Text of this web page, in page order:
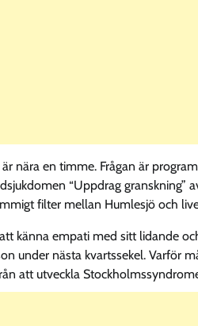
nära en timme. Frågan är
“Uppdrag
filter mellan Humlesjö och
känna empati med sitt lidande
under nästa kvartssekel. Varför
att utveckla